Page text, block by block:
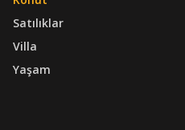
Satılıklar
Villa
Yaşam